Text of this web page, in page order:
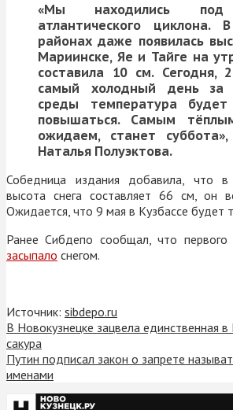
«Мы находились под
атлантического циклона.
районах даже появилась
Мариинске, Яе и Тайге на
составила 10 см. Сегодня,
самый холодный день за
среды температура будет
повышаться. Самым
ожидаем, станет
Наталья Полуэктова.
Собедница издания добавила, что в
высота снега составляет 66 см, он
Ожидается, что 9 мая в Кузбассе будет
Ранее Сибдепо сообщал, что первого
засыпало снегом.
Источник: sibdepo.ru
В Новокузнецке зацвела единственная в
сакура
Путин подписал закон о запрете
именами